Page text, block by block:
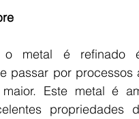
metal é refinado
passar por
Este metal é
propriedades